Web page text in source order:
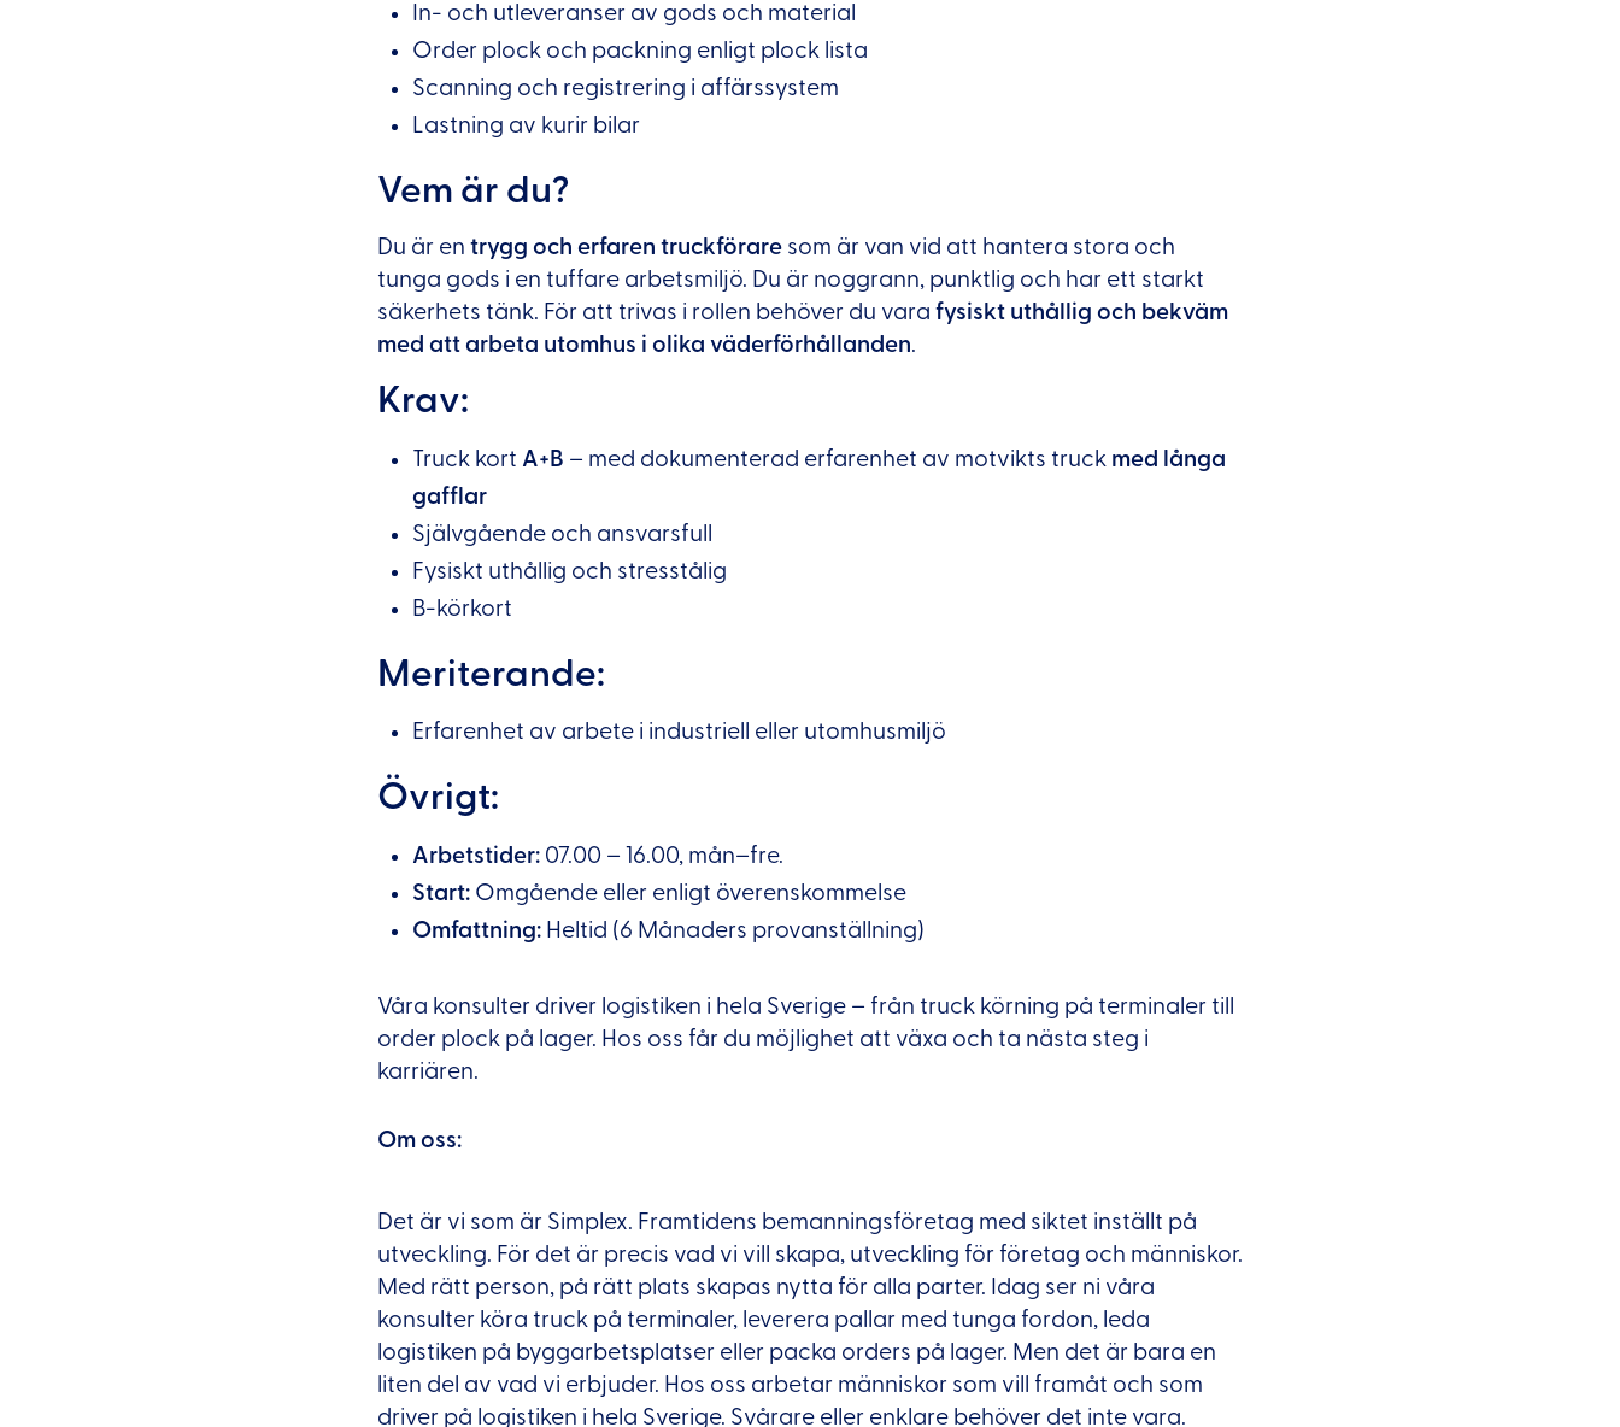
In- och utleveranser av gods och material
Order plock och packning enligt plock lista
Scanning och registrering i affärssystem
Lastning av kurir bilar
Vem är du?
Du är en trygg och erfaren truckföraresom är van vid att hantera stora och
tunga gods i en tuffare arbetsmiljö. Du är noggrann, punktlig och har ett starkt
säkerhets tänk. För att trivas i rollen behöver du vara fysiskt uthållig och bekväm
med att arbeta utomhus i olika väderförhållanden.
Krav:
Truck kort A+B – med dokumenterad erfarenhet av motvikts truck med långa
gafflar
Självgående och ansvarsfull
Fysiskt uthållig och stresstålig
B-körkort
Meriterande:
Erfarenhet av arbete i industriell eller utomhusmiljö
Övrigt:
Arbetstider: 07.00 – 16.00, mån–fre.
Start: Omgående eller enligt överenskommelse
Omfattning: Heltid (6 Månaders provanställning)
Våra konsulter driver logistiken i hela Sverige – från truck körning på terminaler till
order plock på lager. Hos oss får du möjlighet att växa och ta nästa steg i
karriären.
Om oss:
Det är vi som är Simplex. Framtidens bemanningsföretag med siktet inställt på
utveckling. För det är precis vad vi vill skapa, utveckling för företag och människor.
Med rätt person, på rätt plats skapas nytta för alla parter. Idag ser ni våra
konsulter köra truck på terminaler, leverera pallar med tunga fordon, leda
logistiken på byggarbetsplatser eller packa orders på lager. Men det är bara en
liten del av vad vi erbjuder. Hos oss arbetar människor som vill framåt och som
driver på logistiken i hela Sverige. Svårare eller enklare behöver det inte vara.